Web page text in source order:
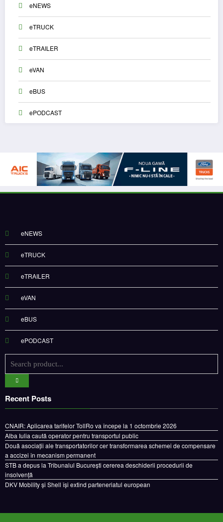
eNEWS
eTRUCK
eTRAILER
eVAN
eBUS
ePODCAST
eNEWS
eTRUCK
eTRAILER
eVAN
eBUS
ePODCAST
Recent Posts
CNAIR: Aplicarea tarifelor TollRo va începe la 1 octombrie 2026
Alba Iulia caută operator pentru transportul public
Două asociații ale transportatorilor cer transformarea schemei de compensare
a accizei în mecanism permanent
STB a depus la Tribunalul București cererea deschiderii procedurii de
insolvență
DKV Mobility și Shell își extind parteneriatul european